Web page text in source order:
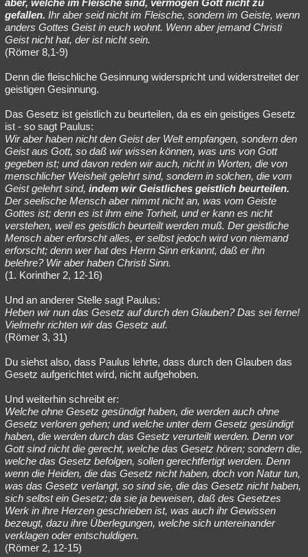
aber, welche im Fleische sind, vermögen Gott nicht zu
gefallen. Ihr aber seid nicht im Fleische, sondern im Geiste, wenn
anders Gottes Geist in euch wohnt. Wenn aber jemand Christi
Geist nicht hat, der ist nicht sein.
(Römer 8,1-9)
Denn die fleischliche Gesinnung widerspricht und widerstreitet der
geistigen Gesinnung.
Das Gesetz ist geistlich zu beurteilen, da es ein geistiges Gesetz
ist - so sagt Paulus:
Wir aber haben nicht den Geist der Welt empfangen, sondern den
Geist aus Gott, so daß wir wissen können, was uns von Gott
gegeben ist; und davon reden wir auch, nicht in Worten, die von
menschlicher Weisheit gelehrt sind, sondern in solchen, die vom
Geist gelehrt sind, indem wir Geistliches geistlich beurteilen.
Der seelische Mensch aber nimmt nicht an, was vom Geiste
Gottes ist; denn es ist ihm eine Torheit, und er kann es nicht
verstehen, weil es geistlich beurteilt werden muß. Der geistliche
Mensch aber erforscht alles, er selbst jedoch wird von niemand
erforscht; denn wer hat des Herrn Sinn erkannt, daß er ihn
belehre? Wir aber haben Christi Sinn.
(1. Korinther 2, 12-16)
Und an anderer Stelle sagt Paulus:
Heben wir nun das Gesetz auf durch den Glauben? Das sei ferne!
Vielmehr richten wir das Gesetz auf.
(Römer 3, 31)
Du siehst also, dass Paulus lehrte, dass durch den Glauben das
Gesetz aufgerichtet wird, nicht aufgehoben.
Und weiterhin schreibt er:
Welche ohne Gesetz gesündigt haben, die werden auch ohne
Gesetz verloren gehen; und welche unter dem Gesetz gesündigt
haben, die werden durch das Gesetz verurteilt werden. Denn vor
Gott sind nicht die gerecht, welche das Gesetz hören; sondern die,
welche das Gesetz befolgen, sollen gerechtfertigt werden. Denn
wenn die Heiden, die das Gesetz nicht haben, doch von Natur tun,
was das Gesetz verlangt, so sind sie, die das Gesetz nicht haben,
sich selbst ein Gesetz; da sie ja beweisen, daß des Gesetzes
Werk in ihre Herzen geschrieben ist, was auch ihr Gewissen
bezeugt, dazu ihre Überlegungen, welche sich untereinander
verklagen oder entschuldigen.
(Römer 2, 12-15)